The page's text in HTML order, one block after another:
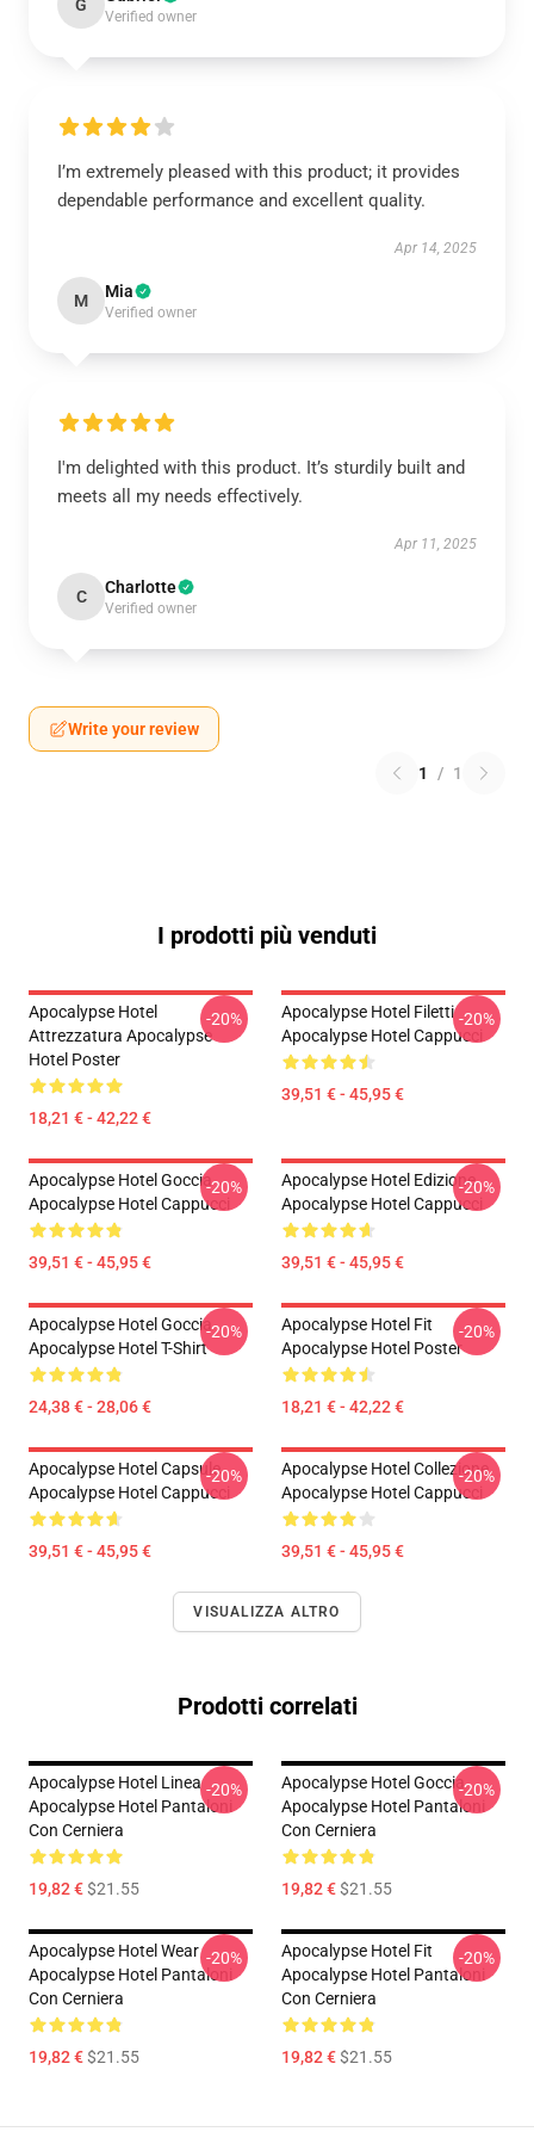
G
Verified owner
I’m extremely pleased with this product; it provides
dependable performance and excellent quality.
Apr 14, 2025
M Mia
Verified owner
I'm delighted with this product. It’s sturdily built and
meets all my needs effectively.
Apr 11, 2025
C Charlotte
Verified owner
Write your review
1 / 1
I prodotti più venduti
Apocalypse Hotel
Attrezzatura Apocalypse
Hotel Poster
18,21 € - 42,22 €
-20%
Apocalypse Hotel Filetti
Apocalypse Hotel Cappucci
39,51 € - 45,95 €
-20%
Apocalypse Hotel Goccia
Apocalypse Hotel Cappucci
39,51 € - 45,95 €
-20%
Apocalypse Hotel Edizione
Apocalypse Hotel Cappucci
39,51 € - 45,95 €
-20%
Apocalypse Hotel Goccia
Apocalypse Hotel T-Shirt
24,38 € - 28,06 €
-20%
Apocalypse Hotel Fit
Apocalypse Hotel Poster
18,21 € - 42,22 €
-20%
Apocalypse Hotel Capsule
Apocalypse Hotel Cappucci
39,51 € - 45,95 €
-20%
Apocalypse Hotel Collezione
Apocalypse Hotel Cappucci
39,51 € - 45,95 €
-20%
VISUALIZZA ALTRO
Prodotti correlati
Apocalypse Hotel Linea
Apocalypse Hotel Pantaloni
Con Cerniera
19,82 €$21.55
-20%
Apocalypse Hotel Goccia
Apocalypse Hotel Pantaloni
Con Cerniera
19,82 €$21.55
-20%
Apocalypse Hotel Wear
Apocalypse Hotel Pantaloni
Con Cerniera
19,82 €$21.55
-20%
Apocalypse Hotel Fit
Apocalypse Hotel Pantaloni
Con Cerniera
19,82 €$21.55
-20%